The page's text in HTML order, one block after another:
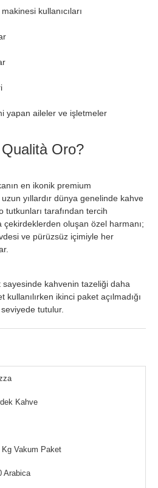
kullanıcıları
yapan aileler ve işletmeler
Oro?
en ikonik premium
yıllardır dünya genelinde kahve
tarafından tercih
çekirdeklerden oluşan özel harmanı;
ve pürüzsüz içimiyle her
sayesinde kahvenin tazeliği daha
ikinci paket açılmadığı
tutulur.
Kahve
Vakum Paket
Arabica